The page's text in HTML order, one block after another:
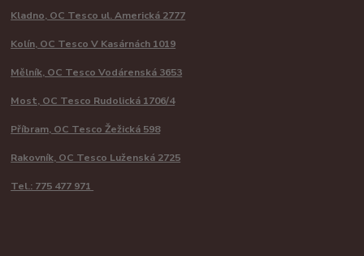
Kladno, OC Tesco ul. Americká 2777
Kolín, OC Tesco V Kasárnách 1019
Mělník, OC Tesco Vodárenská 3653
Most, OC Tesco Rudolická 1706/4
Příbram, OC Tesco Žežická 598
Rakovník, OC Tesco Luženská 2725
Tel.: 775 477 971